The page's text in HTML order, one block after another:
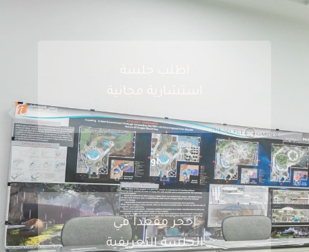
استشارية مجانية
أو
احجز مقعداً في
الجلسة التعريفية